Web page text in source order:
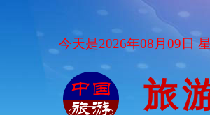
旅
今天是2026年08月09日